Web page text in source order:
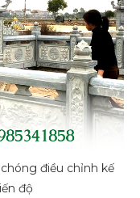
điều chỉnh kế
độ